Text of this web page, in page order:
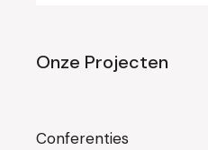
Onze Projecten
Conferenties